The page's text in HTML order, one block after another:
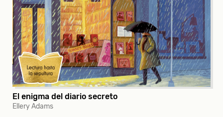
El enigma del diario secreto
Ellery Adams